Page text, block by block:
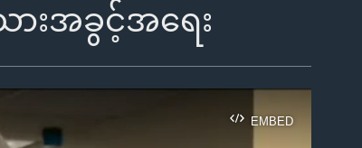
ားအခွင့်အရေး
EMBED